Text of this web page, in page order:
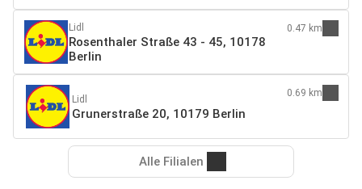
Lidl
Rosenthaler Straße 43 - 45, 10178
Berlin
0.47 km
Lidl
Grunerstraße 20, 10179 Berlin
0.69 km
Alle Filialen